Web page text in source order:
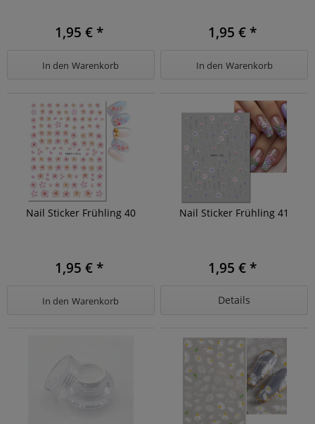
1,95 € *
In den Warenkorb
1,95 € *
In den Warenkorb
Nail Sticker Frühling 40
1,95 € *
In den Warenkorb
Nail Sticker Frühling 41
1,95 € *
Details